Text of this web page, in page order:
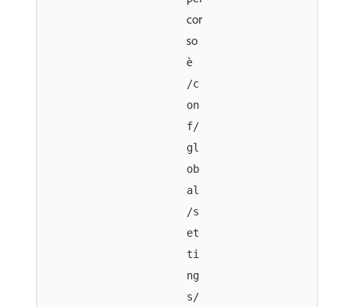
cor
so
è
/c
on
f/
gl
ob
al
/s
et
ti
ng
s/